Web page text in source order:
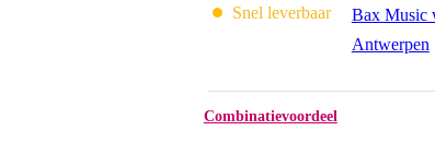
Snel leverbaar
Bax Music
Antwerpen
Combinatievoordeel